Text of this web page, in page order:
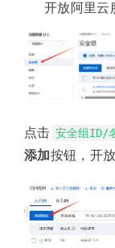
开放阿里云
点击 安全组ID/
添加按钮，开